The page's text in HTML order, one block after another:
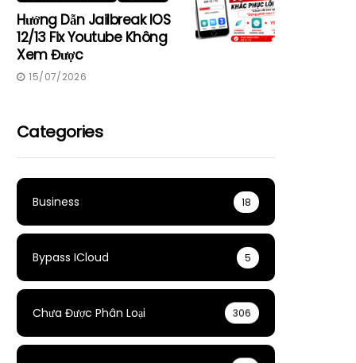
Hướng Dẫn Jailbreak IOS
12/13 Fix Youtube Không
Xem Được
15/07/2026
Categories
Business 18
Bypass ICloud 5
Chưa Được Phân Loại 306